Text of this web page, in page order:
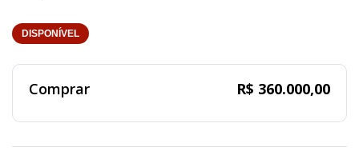
DISPONÍVEL
Comprar R$ 360.000,00